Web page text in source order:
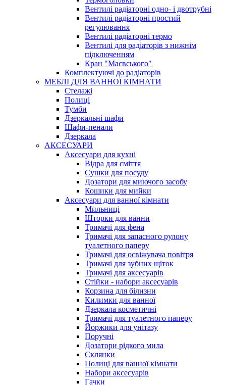
Вентилі радіаторні одно- і двотрубні
Вентилі радіаторні простий
регулювання
Вентилі радіаторні термо
Вентилі для радіаторів з нижнім
підключенням
Кран "Маєвського"
Комплектуючі до радіаторів
МЕБЛІ ДЛЯ ВАННОЇ КІМНАТИ
Стелажі
Полиці
Тумби
Дзеркальні шафи
Шафи-пенали
Дзеркала
АКСЕСУАРИ
Аксесуари для кухні
Відра для сміття
Сушки для посуду
Дозатори для миючого засобу
Кошики для мийки
Аксесуари для ванної кімнати
Мильниці
Шторки для ванни
Тримачі для фена
Тримачі для запасного рулону
туалетного паперу
Тримачі для освіжувача повітря
Тримачі для зубних щіток
Тримачі для аксесуарів
Стійки - набори аксесуарів
Корзина для білизни
Килимки для ванної
Дзеркала косметичні
Тримачі для туалетного паперу
Йоржики для унітазу
Поручні
Дозатори рідкого мила
Склянки
Полиці для ванної кімнати
Набори аксесуарів
Гачки